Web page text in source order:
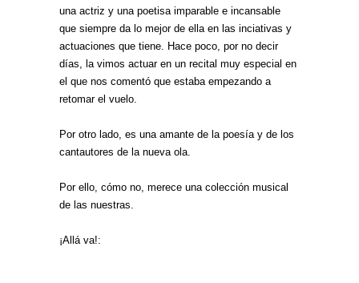
una actriz y una poetisa imparable e incansable
que siempre da lo mejor de ella en las inciativas y
actuaciones que tiene. Hace poco, por no decir
días, la vimos actuar en un recital muy especial en
el que nos comentó que estaba empezando a
retomar el vuelo.
Por otro lado, es una amante de la poesía y de los
cantautores de la nueva ola.
Por ello, cómo no, merece una colección musical
de las nuestras.
¡Allá va!: